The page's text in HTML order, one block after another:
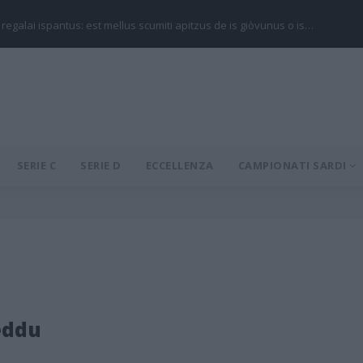
regalai ispantus: est mellus scumiti apitzus de is giòvunus o is…
SERIE C SERIE D ECCELLENZA CAMPIONATI SARDI